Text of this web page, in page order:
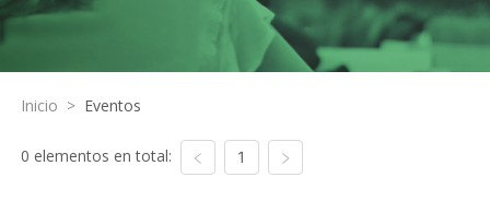
Inicio > Eventos
0 elementos en total: 1